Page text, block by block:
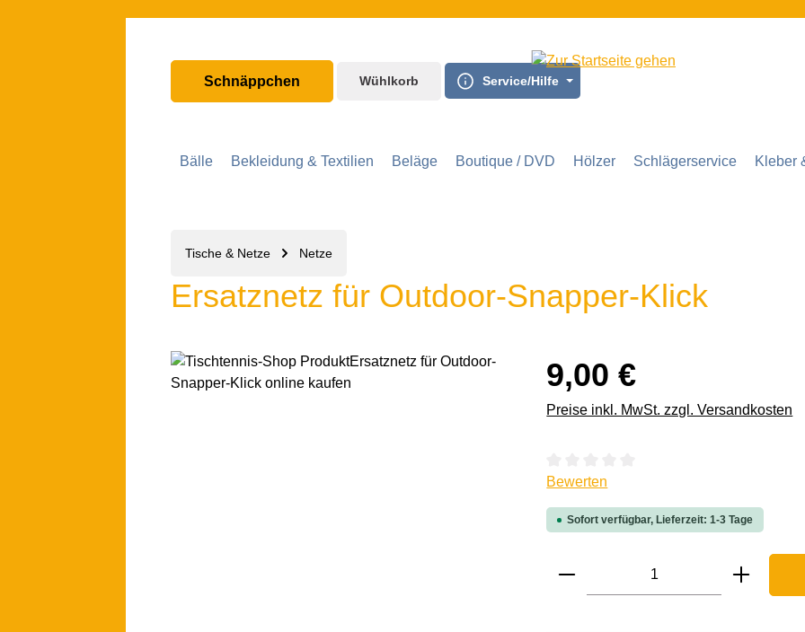
Schnäppchen Wühlkorb Service/Hilfe
Bälle Bekleidung & Textilien Beläge Boutique / DVD Hölzer Schlägerservice Kleber
Tische & Netze Netze
Ersatznetz für Outdoor-Snapper-Klick
Bildergalerie überspringen 9,00 €
Preise inkl. MwSt. zzgl. Versandkosten
Durchschnittliche Bewertung von 0 von 5
Bewerten
Sofort verfügbar, Lieferzeit: 1-3 Tage
Produkt Anzahl: Gib den